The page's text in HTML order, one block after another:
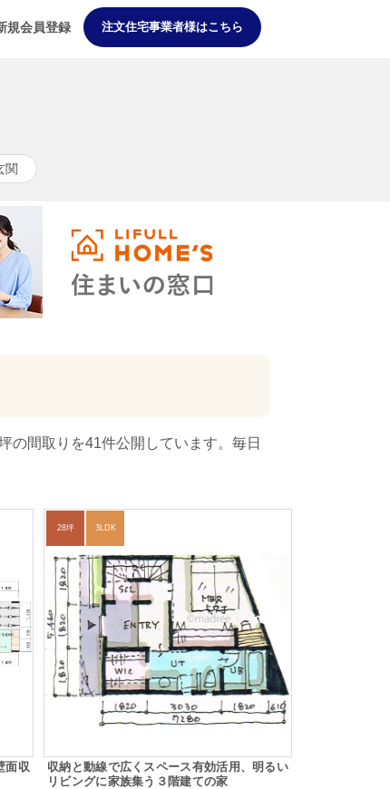
規会員登録 注文住宅事業者様はこちら
関
の間取りを41件公開しています。毎日
面収
28坪 3LDK
収納と動線で広くスペース有効活用、明るい
リビングに家族集う３階建ての家